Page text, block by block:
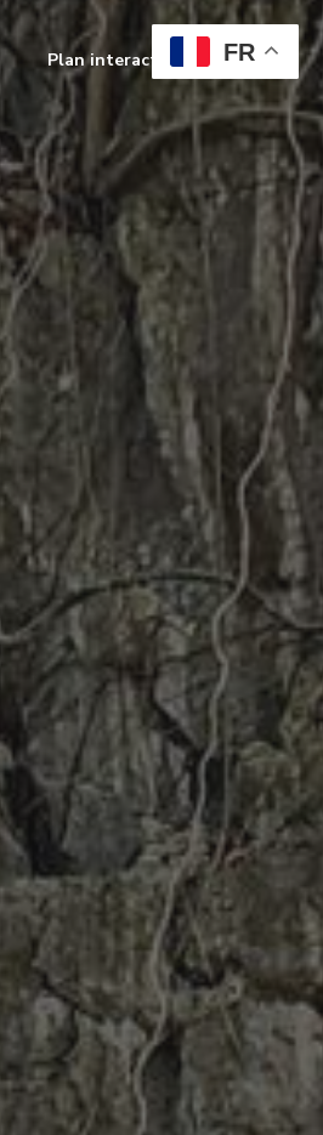
Plan interactif Contact
FR